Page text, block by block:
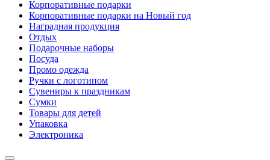
Корпоративные подарки
Корпоративные подарки на Новый год
Наградная продукция
Отдых
Подарочные наборы
Посуда
Промо одежда
Ручки с логотипом
Сувениры к праздникам
Сумки
Товары для детей
Упаковка
Электроника